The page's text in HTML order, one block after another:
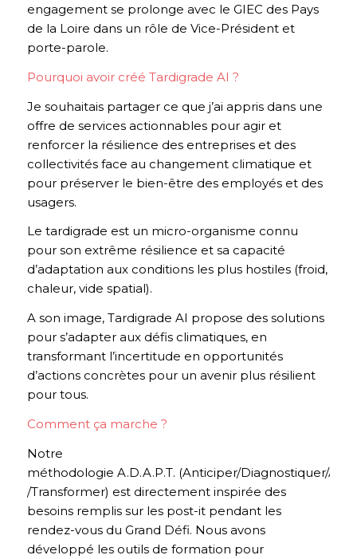
engagement se prolonge avec le GIEC des Pays
de la Loire dans un rôle de Vice-Président et
porte-parole.
Pourquoi avoir créé Tardigrade AI ?
Je souhaitais partager ce que j’ai appris dans une
offre de services actionnables pour agir et
renforcer la résilience des entreprises et des
collectivités face au changement climatique et
pour préserver le bien-être des employés et des
usagers.
Le tardigrade est un micro-organisme connu
pour son extrême résilience et sa capacité
d’adaptation aux conditions les plus hostiles (froid,
chaleur, vide spatial).
A son image, Tardigrade AI propose des solutions
pour s’adapter aux défis climatiques, en
transformant l’incertitude en opportunités
d’actions concrètes pour un avenir plus résilient
pour tous.
Comment ça marche ?
Notre
méthodologie A.D.A.P.T. (Anticiper/Diagnostiquer/
/Transformer) est directement inspirée des
besoins remplis sur les post-it pendant les
rendez-vous du Grand Défi. Nous avons
développé les outils de formation pour